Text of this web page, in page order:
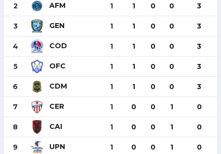
2 AFM 1 1 0 0 3
3 GEN 1 1 0 0 3
4 COD 1 1 0 0 3
5 OFC 1 1 0 0 3
6 CDM 1 1 0 0 3
7 CER 1 0 0 1 0
8 CAI 1 0 0 1 0
9 UPN 1 0 0 1 0